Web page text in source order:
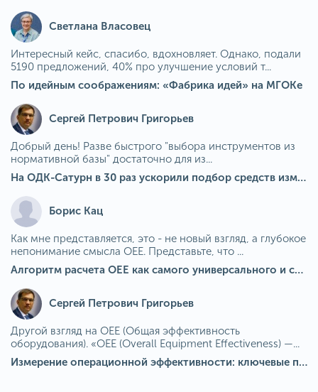
Светлана Власовец
Интересный кейс, спасибо, вдохновляет. Однако, подали
5190 предложений, 40% про улучшение условий т...
По идейным соображениям: «Фабрика идей» на МГОКе
Сергей Петрович Григорьев
Добрый день! Разве быстрого "выбора инструментов из
нормативной базы" достаточно для из...
На ОДК-Сатурн в 30 раз ускорили подбор средств измерения для контроля качества продукции
Борис Кац
Как мне представляется, это - не новый взгляд, а глубокое
непонимание смысла OEE. Представьте, что ...
Алгоритм расчета ОЕЕ как самого универсального и современного показателя эффективности оборудования в мире
Сергей Петрович Григорьев
Другой взгляд на OEE (Общая эффективность
оборудования). «OEE (Overall Equipment Effectiveness) —...
Измерение операционной эффективности: ключевые показатели для непрерывного совершенствования